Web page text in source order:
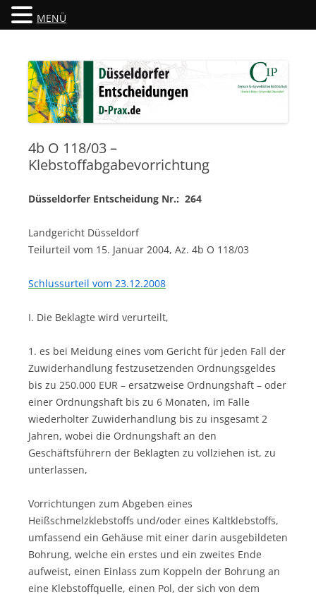
Düsseldorfer Entscheidungen
4b O 118/03 –
Klebstoffabgabevorrichtung
Düsseldorfer Entscheidung Nr.: 264
Landgericht Düsseldorf
Teilurteil vom 15. Januar 2004, Az. 4b O 118/03
Schlussurteil vom 23.12.2008
I. Die Beklagte wird verurteilt,
1. es bei Meidung eines vom Gericht für jeden Fall der
Zuwiderhandlung festzusetzenden Ordnungsgeldes
bis zu 250.000 EUR – ersatzweise Ordnungshaft – oder
einer Ordnungshaft bis zu 6 Monaten, im Falle
wiederholter Zuwiderhandlung bis zu insgesamt 2
Jahren, wobei die Ordnungshaft an den
Geschäftsführern der Beklagten zu vollziehen ist, zu
unterlassen,
Vorrichtungen zum Abgeben eines
Heißschmelzklebstoffs und/oder eines Kaltklebstoffs,
umfassend ein Gehäuse mit einer darin ausgebildeten
Bohrung, welche ein erstes und ein zweites Ende
aufweist, einen Einlass zum Koppeln der Bohrung an
eine Klebstoffquelle, einen Pol, der sich von dem
MENÜ